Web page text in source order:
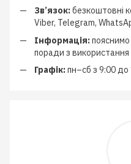
Зв’язок:безкоштовні
Viber, Telegram,
Інформація:
поради з використання
Графік:пн–сб з 9:00 до